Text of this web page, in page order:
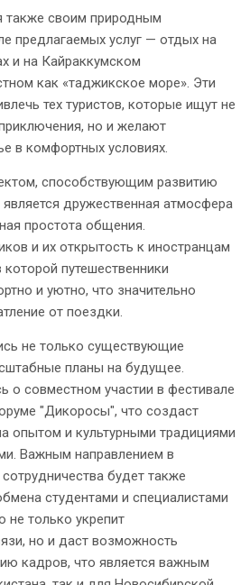
также своим природным
предлагаемых услуг — отдых на
и на Кайраккумском
как «таджикское море». Эти
тех туристов, которые ищут не
но и желают
в комфортных условиях.
способствующим развитию
дружественная атмосфера
простота общения.
и их открытость к иностранцам
путешественники
и уютно, что значительно
от поездки.
не только существующие
планы на будущее.
о совместном участии в фестивале
"Дикоросы", что создаст
опытом и культурными традициями
Важным направлением в
будет также
студентами и специалистами
не только укрепит
но и даст возможность
кадров, что является важным